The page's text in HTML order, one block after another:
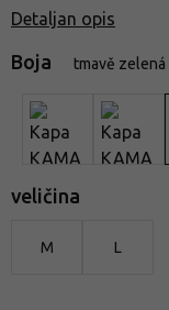
Detaljan opis
Boja tmavě zelená
veličina
M L